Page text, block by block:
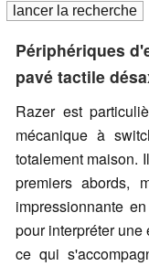
Périphériques
pavé tactile
Razer est
mécanique à
totalement maison.
premiers abords,
impressionnante
pour interpréter une
ce qui